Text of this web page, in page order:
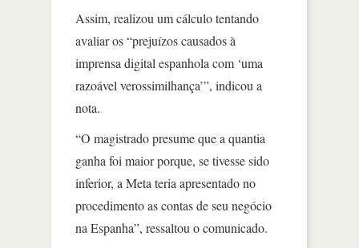
Assim, realizou um cálculo tentando
avaliar os “prejuízos causados à
imprensa digital espanhola com ‘uma
razoável verossimilhança’”, indicou a
nota.
“O magistrado presume que a quantia
ganha foi maior porque, se tivesse sido
inferior, a Meta teria apresentado no
procedimento as contas de seu negócio
na Espanha”, ressaltou o comunicado.